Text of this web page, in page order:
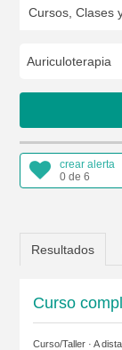
Auriculoterapia
crear alerta
0 de 6
Resultados
Curso
Curso/Taller · A